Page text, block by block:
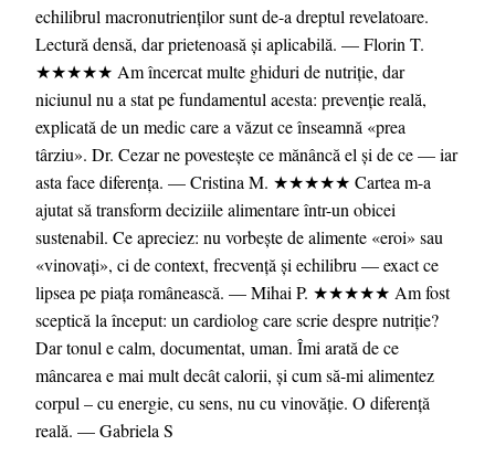
echilibrul macronutrienţilor sunt de-a dreptul revelatoare.
Lectură densă, dar prietenoasă şi aplicabilă. — Florin T.
★★★★★ Am încercat multe ghiduri de nutriţie, dar
niciunul nu a stat pe fundamentul acesta: prevenţie reală,
explicată de un medic care a văzut ce înseamnă «prea
târziu». Dr. Cezar ne povesteşte ce mănâncă el şi de ce — iar
asta face diferenţa. — Cristina M. ★★★★★ Cartea m-a
ajutat să transform deciziile alimentare într-un obicei
sustenabil. Ce apreciez: nu vorbeşte de alimente «eroi» sau
«vinovaţi», ci de context, frecvenţă şi echilibru — exact ce
lipsea pe piaţa românească. — Mihai P. ★★★★★ Am fost
sceptică la început: un cardiolog care scrie despre nutriţie?
Dar tonul e calm, documentat, uman. Îmi arată de ce
mâncarea e mai mult decât calorii, şi cum să-mi alimentez
corpul – cu energie, cu sens, nu cu vinovăţie. O diferenţă
reală. — Gabriela S